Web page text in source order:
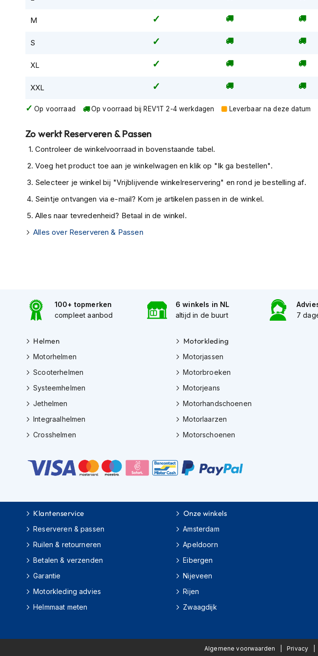
motorjassen
Motorbroeken
motorbroeken
motorbroeken
Doorwaai
Waterdichte
motorbroeken
Leren
motorbroeken
Gore-
motorbroeken
Motorjeans
Heren
motorpak
Dames
motorpak
Eendelig
motorpak
Tweedelig
Motorhoodies
Regenkleding
Balaclavas
helmmutsen
Koelvesten
Motorsokken
Nekwarmers
M
S
XL
XXL
Op voorraad Op voorraad bij REV'IT 2-4 werkdagen Leverbaar na deze datum
Zo werkt Reserveren & Passen
Controleer de winkelvoorraad in bovenstaande tabel.
Voeg het product toe aan je winkelwagen en klik op "Ik ga bestellen".
Selecteer je winkel bij "Vrijblijvende winkelreservering" en rond je bestelling af.
Seintje ontvangen via e-mail? Kom je artikelen passen in de winkel.
Alles naar tevredenheid? Betaal in de winkel.
Alles over Reserveren & Passen
100+ topmerken
compleet aanbod
6 winkels in NL
altijd in de buurt
7
Helmen
Motorhelmen
Scooterhelmen
Systeemhelmen
Jethelmen
Integraalhelmen
Crosshelmen
Motorkleding
Motorjassen
Motorbroeken
Motorjeans
Motorhandschoenen
Motorlaarzen
Motorschoenen
Klantenservice
Reserveren & passen
Ruilen & retourneren
Betalen & verzenden
Garantie
Motorkleding advies
Helmmaat meten
Onze winkels
Amsterdam
Apeldoorn
Eibergen
Nijeveen
Rijen
Zwaagdijk
Algemene voorwaarden Privacy